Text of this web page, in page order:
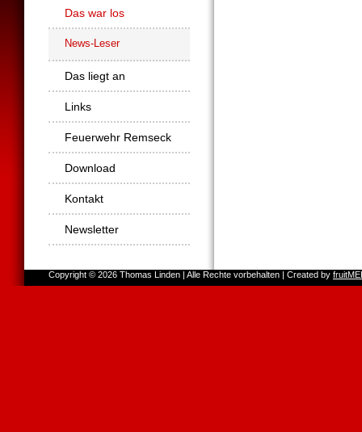
Das war los
News-Leser
Das liegt an
Links
Feuerwehr Remseck
Download
Kontakt
Newsletter
Copyright © 2026 Thomas Linden | Alle Rechte vorbehalten | Created by